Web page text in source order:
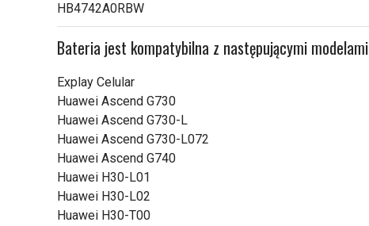
HB4742A0RBW
Bateria jest kompatybilna z następującymi modelami
Explay Celular
Huawei Ascend G730
Huawei Ascend G730-L
Huawei Ascend G730-L072
Huawei Ascend G740
Huawei H30-L01
Huawei H30-L02
Huawei H30-T00